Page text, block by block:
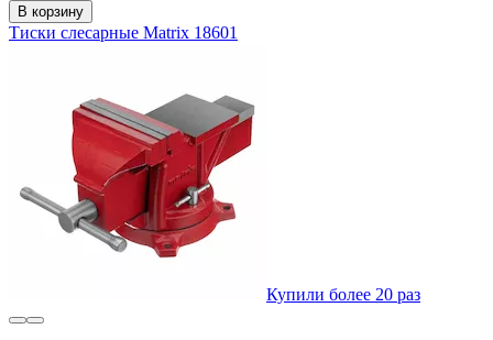
В корзину
Тиски слесарные Matrix 18601
Купили более 20 раз